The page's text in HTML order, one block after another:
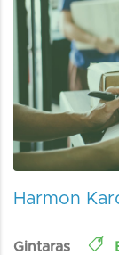
Harmon
Gintaras